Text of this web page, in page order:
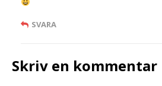
SVARA
Skriv en kommentar